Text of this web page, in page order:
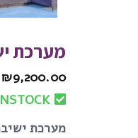
מערכת
₪9,200.00
מערכת